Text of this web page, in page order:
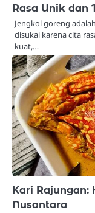
Rasa Unik dan
Jengkol goreng
disukai karena cita
kuat,…
Kari Rajungan:
Nusantara